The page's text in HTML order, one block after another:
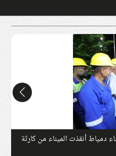
دمياط أنقذت الميناء من كارثة